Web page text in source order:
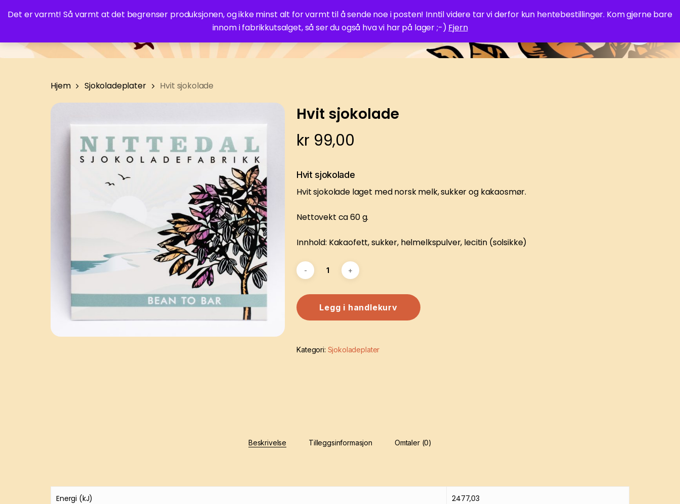
Det er varmt! Så varmt at det begrenser produksjonen, og ikke minst alt for varmt til å sende noe i posten! Inntil videre tar vi derfor kun hentebestillinger. Kom gjerne bare
innom i fabrikkutsalget, så ser du også hva vi har på lager ;-) Fjern
content
Nettbutikk Kurs Om sjokolade Om oss
Hjem Sjokoladeplater Hvit sjokolade
Hvit sjokolade
kr 99,00
Hvit sjokolade
Hvit sjokolade laget med norsk melk, sukker og kakaosmør.
Nettovekt ca 60 g.
Innhold: Kakaofett, sukker, helmelkspulver, lecitin (solsikke)
Legg i handlekurv
Kategori: Sjokoladeplater
Beskrivelse Tilleggsinformasjon Omtaler (0)
Energi (kJ) 2477,03